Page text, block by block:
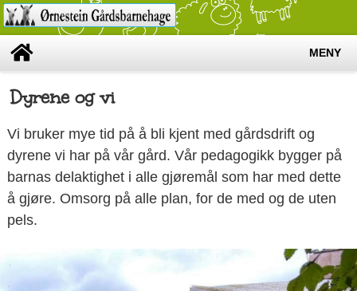
MENY
Dyrene og vi
Vi bruker mye tid på å bli kjent med gårdsdrift og
dyrene vi har på vår gård. Vår pedagogikk bygger på
barnas delaktighet i alle gjøremål som har med dette
å gjøre. Omsorg på alle plan, for de med og de uten
pels.